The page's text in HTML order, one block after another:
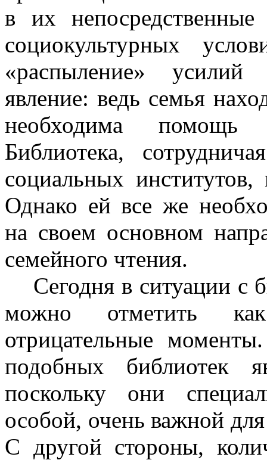
в их
социокультурных
«распыление» усилий
явление: ведь семья
необходима
Библиотека,
социальных
Однако ей все же
на своем основном
семейного чтения.
Сегодня в ситуации с
можно отметить
отрицательные
подобных библиотек
поскольку они
особой, очень важной
С другой стороны,